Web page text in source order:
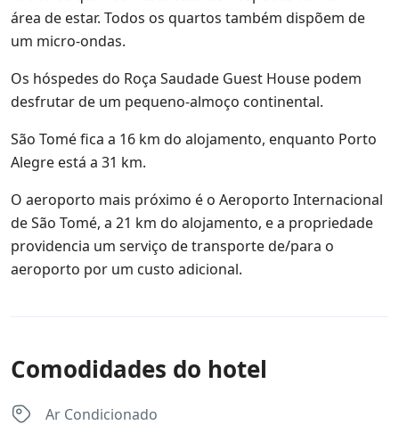
área de estar. Todos os quartos também dispõem de
um micro-ondas.
Os hóspedes do Roça Saudade Guest House podem
desfrutar de um pequeno-almoço continental.
São Tomé fica a 16 km do alojamento, enquanto Porto
Alegre está a 31 km.
O aeroporto mais próximo é o Aeroporto Internacional
de São Tomé, a 21 km do alojamento, e a propriedade
providencia um serviço de transporte de/para o
aeroporto por um custo adicional.
Comodidades do hotel
Ar Condicionado